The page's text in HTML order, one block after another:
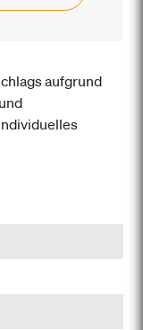
aufgrund